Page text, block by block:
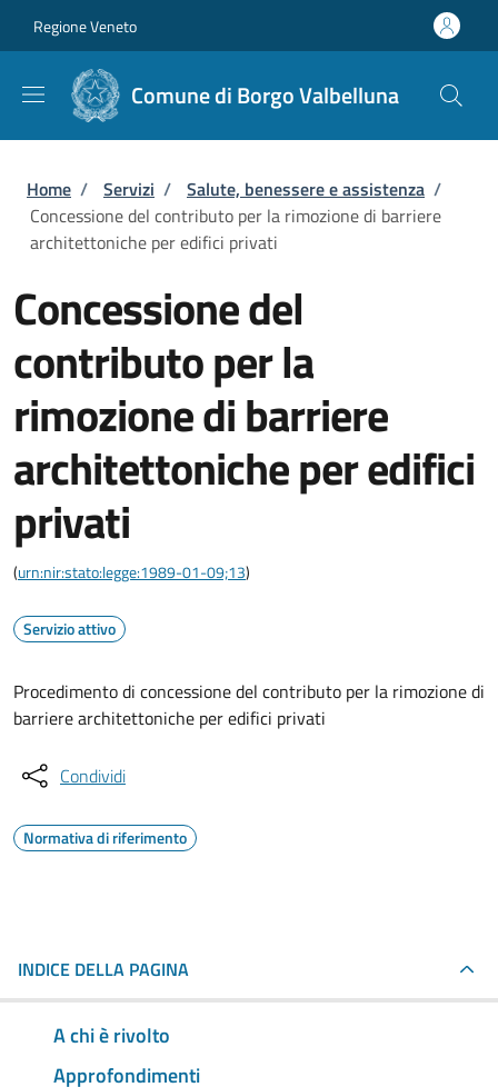
Regione Veneto
Comune di Borgo Valbelluna
Briciole di pane
Home / Servizi / Salute, benessere e assistenza /
Concessione del contributo per la rimozione di barriere
architettoniche per edifici privati
Concessione del
contributo per la
rimozione di barriere
architettoniche per edifici
privati
(urn:nir:stato:legge:1989-01-09;13)
Servizio attivo
Procedimento di concessione del contributo per la rimozione di
barriere architettoniche per edifici privati
Condividi
Normativa di riferimento
INDICE DELLA PAGINA
A chi è rivolto
Approfondimenti